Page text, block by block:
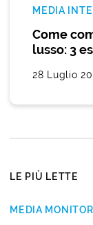
MEDIA
Come
lusso: 3
28 Luglio
LE PIÙ LETTE
MEDIA